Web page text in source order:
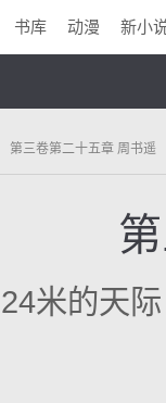
书库 动漫 新小
第三卷第二十五章 周书遥
米的天际